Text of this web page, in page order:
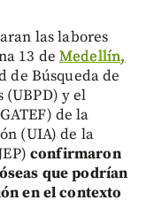
las labores
13 deMedellín,
de Búsqueda de
(UBPD) y el
de la
(UIA) de la
confirmaron
que podrían
en el contexto